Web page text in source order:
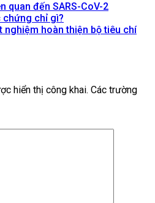
quan đến SARS-CoV-2
chứng chỉ gì?
nghiệm hoàn thiện bộ tiêu chí
hiển thị công khai. Các trường